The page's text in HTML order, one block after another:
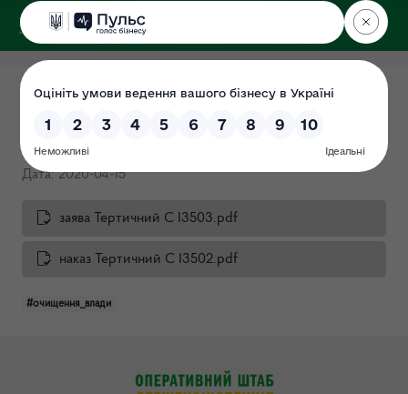
ДЕРЖЕКОІНСПЕКЦІЯ
Центрального округу
Про очищення влади
Тертичного С.І.
Дата: 2020-04-15
заява Тертичний С І3503.pdf
наказ Тертичний С І3502.pdf
#очищення_влади